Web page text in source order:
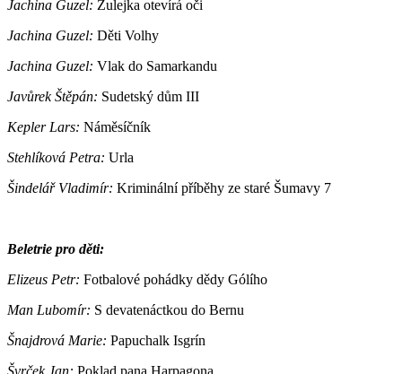
Jachina Guzel: Zulejka otevírá oči
Jachina Guzel: Děti Volhy
Jachina Guzel: Vlak do Samarkandu
Javůrek Štěpán: Sudetský dům III
Kepler Lars: Náměsíčník
Stehlíková Petra: Urla
Šindelář Vladimír: Kriminální příběhy ze staré Šumavy 7
Beletrie pro děti:
Elizeus Petr: Fotbalové pohádky dědy Gólího
Man Lubomír: S devatenáctkou do Bernu
Šnajdrová Marie: Papuchalk Isgrín
Švrček Jan: Poklad pana Harpagona